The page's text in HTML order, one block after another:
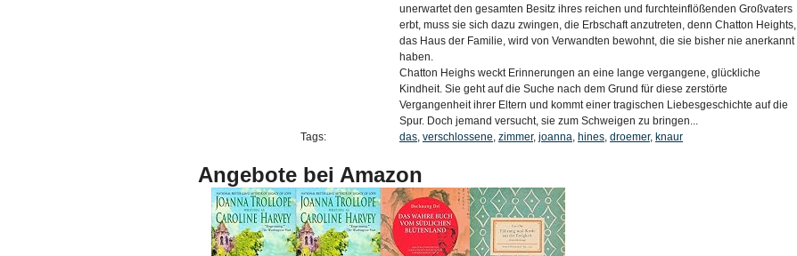
unerwartet den gesamten Besitz ihres reichen und furchteinflößenden Großvaters
erbt, muss sie sich dazu zwingen, die Erbschaft anzutreten, denn Chatton Heights,
das Haus der Familie, wird von Verwandten bewohnt, die sie bisher nie anerkannt
haben.
Chatton Heighs weckt Erinnerungen an eine lange vergangene, glückliche
Kindheit. Sie geht auf die Suche nach dem Grund für diese zerstörte
Vergangenheit ihrer Eltern und kommt einer tragischen Liebesgeschichte auf die
Spur. Doch jemand versucht, sie zum Schweigen zu bringen...
Tags:
das, verschlossene, zimmer, joanna, hines, droemer, knaur
Angebote bei Amazon